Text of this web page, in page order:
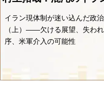
イラン現体制が迷い込んだ政
（上）――欠ける展望、失わ
序、米軍介入の可能性